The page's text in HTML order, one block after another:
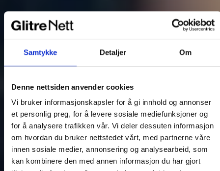
Samtykke Detaljer Om
Denne nettsiden anvender cookies
Vi bruker informasjonskapsler for å gi innhold og annonser
et personlig preg, for å levere sosiale mediefunksjoner og
for å analysere trafikken vår. Vi deler dessuten informasjon
om hvordan du bruker nettstedet vårt, med partnerne våre
innen sosiale medier, annonsering og analysearbeid, som
kan kombinere den med annen informasjon du har gjort